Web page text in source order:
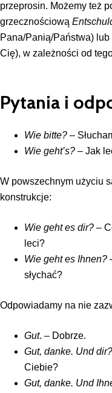
przeprosin. Możemy też
grzecznościową
Pana/Panią/Państwa) lub
Cię), w zależności od
Pytania i
Wie bitte? –
Wie geht’s? – Jak
W powszechnym użyciu
konstrukcje:
Wie geht es dir? –
leci?
Wie geht es Ihnen?
słychać?
Odpowiadamy na nie
Gut. – Dobrze.
Gut, danke. Und dir?
Ciebie?
Gut, danke. Und